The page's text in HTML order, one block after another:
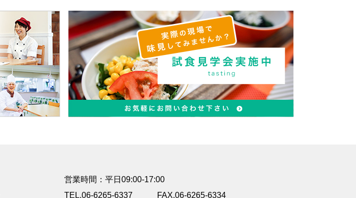
営業時間：平日09:00-17:00
TEL.06-6265-6337
FAX.06-6265-6334